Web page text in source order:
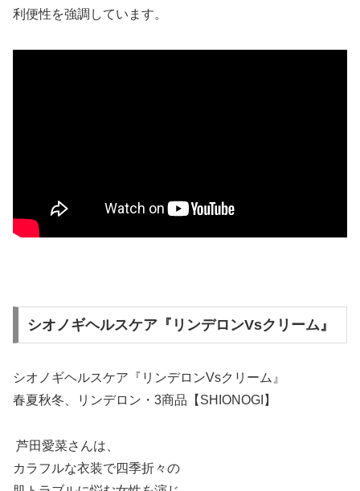
利便性を強調しています。
シオノギヘルスケア『リンデロンVsクリーム』
シオノギヘルスケア『リンデロンVsクリーム』
春夏秋冬、リンデロン・3商品【SHIONOGI】
芦田愛菜さんは、
カラフルな衣装で四季折々の